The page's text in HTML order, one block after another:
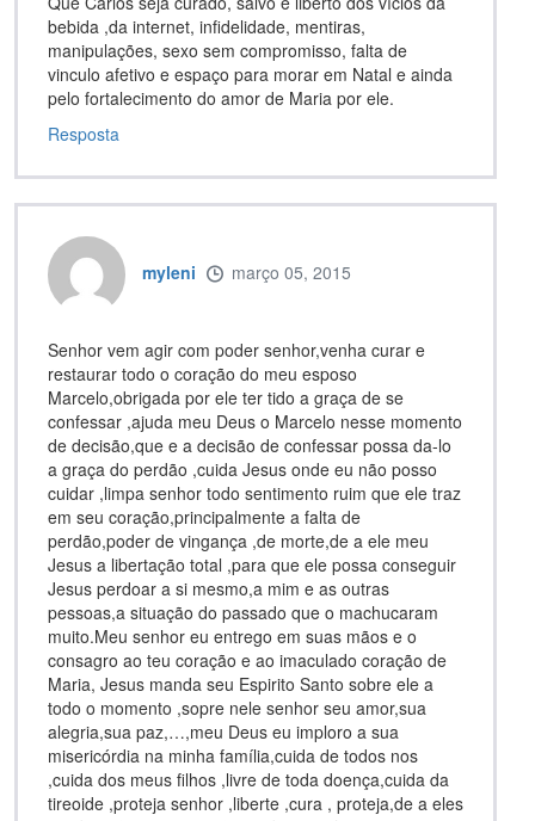
bebida ,da internet, infidelidade, mentiras,
manipulações, sexo sem compromisso, falta de
vinculo afetivo e espaço para morar em Natal e ainda
pelo fortalecimento do amor de Maria por ele.
Resposta
myleni março 05, 2015
Senhor vem agir com poder senhor,venha curar e
restaurar todo o coração do meu esposo
Marcelo,obrigada por ele ter tido a graça de se
confessar ,ajuda meu Deus o Marcelo nesse momento
de decisão,que e a decisão de confessar possa da-lo
a graça do perdão ,cuida Jesus onde eu não posso
cuidar ,limpa senhor todo sentimento ruim que ele traz
em seu coração,principalmente a falta de
perdão,poder de vingança ,de morte,de a ele meu
Jesus a libertação total ,para que ele possa conseguir
Jesus perdoar a si mesmo,a mim e as outras
pessoas,a situação do passado que o machucaram
muito.Meu senhor eu entrego em suas mãos e o
consagro ao teu coração e ao imaculado coração de
Maria, Jesus manda seu Espirito Santo sobre ele a
todo o momento ,sopre nele senhor seu amor,sua
alegria,sua paz,…,meu Deus eu imploro a sua
misericórdia na minha família,cuida de todos nos
,cuida dos meus filhos ,livre de toda doença,cuida da
tireoide ,proteja senhor ,liberte ,cura , proteja,de a eles